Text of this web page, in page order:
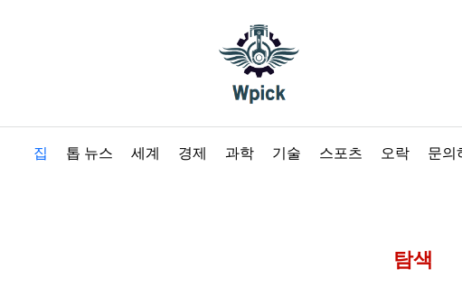
Wpick
집 톱 뉴스 세계 경제 과학 기술 스포츠 오락 문의
탐색